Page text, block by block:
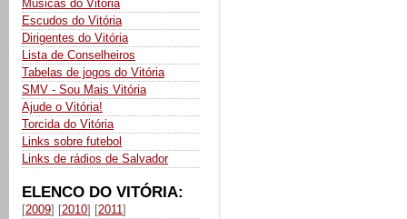
Músicas do Vitória
Escudos do Vitória
Dirigentes do Vitória
Lista de Conselheiros
Tabelas de jogos do Vitória
SMV - Sou Mais Vitória
Ajude o Vitória!
Torcida do Vitória
Links sobre futebol
Links de rádios de Salvador
ELENCO DO VITÓRIA:
[2009] [2010] [2011]